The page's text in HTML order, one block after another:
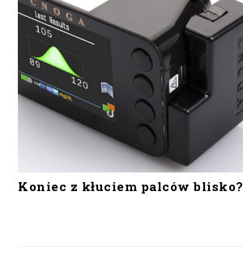
Koniec z kłuciem palców blisko?